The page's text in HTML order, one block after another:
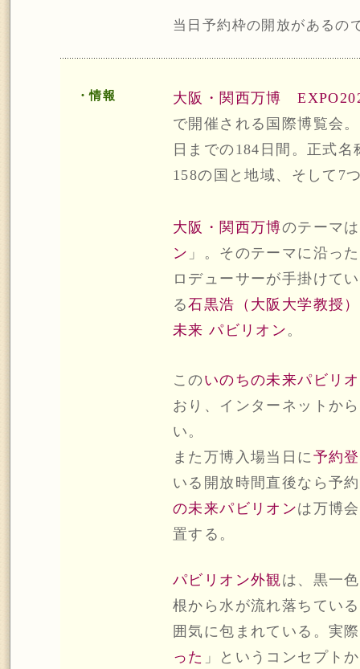
当日予約枠の開放があるの
・情報
大阪・関西万博
で開催される国際博覧会
日までの184日間。正式名
158の国と地域、そして7
大阪・関西万博のテーマ
ン 」。そのテーマに沿っ
ロデューサーが手掛けて
る石黒浩（大阪大学教授
未来 パビリオン 。
このいのちの未来パビリ
おり、インターネットか
い。
また万博入場当日に予約
いる開放時間直後なら予
の未来パビリオンは万博
置する。
パビリオン外観は、黒一
根から水が流れ落ちてい
囲気に包まれている。実
った 」というコンセプト